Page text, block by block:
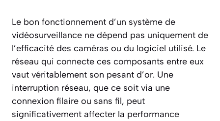
Le bon fonctionnement d’un système de
vidéosurveillance ne dépend pas uniquement de
l’efficacité des caméras ou du logiciel utilisé. Le
réseau qui connecte ces composants entre eux
vaut véritablement son pesant d’or. Une
interruption réseau, que ce soit via une
connexion filaire ou sans fil, peut
significativement affecter la performance